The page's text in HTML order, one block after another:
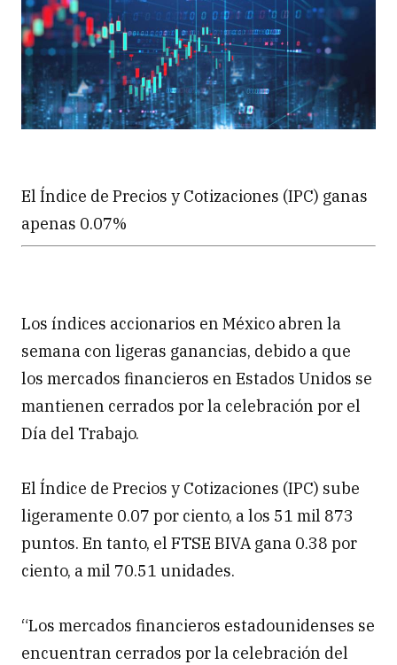
El Índice de Precios y Cotizaciones (IPC) ganas
apenas 0.07%
Los índices accionarios en México abren la
semana con ligeras ganancias, debido a que
los mercados financieros en Estados Unidos se
mantienen cerrados por la celebración por el
Día del Trabajo.
El Índice de Precios y Cotizaciones (IPC) sube
ligeramente 0.07 por ciento, a los 51 mil 873
puntos. En tanto, el FTSE BIVA gana 0.38 por
ciento, a mil 70.51 unidades.
“Los mercados financieros estadounidenses se
encuentran cerrados por la celebración del